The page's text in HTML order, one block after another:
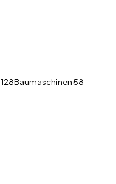
128Baumaschinen58